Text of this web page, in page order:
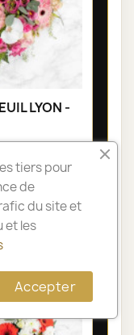
LYON -
tiers pour
de
du site et
et les
Accepter